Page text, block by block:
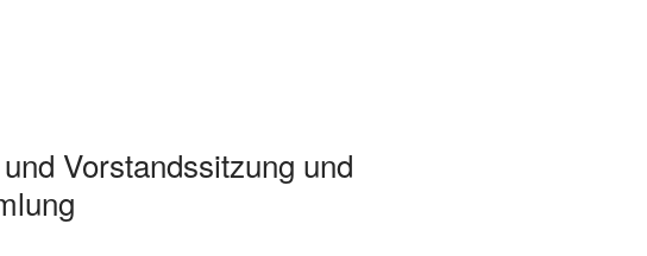
Vorstandssitzung und